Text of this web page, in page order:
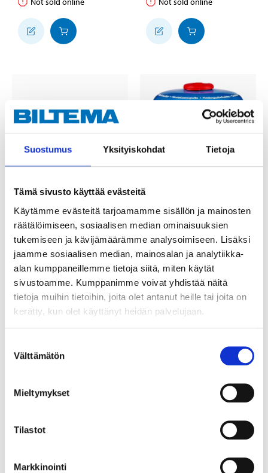
Suostumus Yksityiskohdat Tietoja
Tämä sivusto käyttää evästeitä
Käytämme evästeitä tarjoamamme sisällön ja mainosten
räätälöimiseen, sosiaalisen median ominaisuuksien
tukemiseen ja kävijämäärämme analysoimiseen. Lisäksi
jaamme sosiaalisen median, mainosalan ja analytiikka-
alan kumppaneillemme tietoja siitä, miten käytät
sivustoamme. Kumppanimme voivat yhdistää näitä
tietoja muihin tietoihin, joita olet antanut heille tai joita on
kerätty, kun olet käyttänyt heidän palvelujaan.
valinta
Välttämätön
Mieltymykset
Tilastot
Markkinointi
3495
Camping Cookware
Set, large
37-0054
In stock in24 store
Not sold online
4 55
LPG bottle, 300 g/600
ml
17-976
In stock in20 store
Not sold online